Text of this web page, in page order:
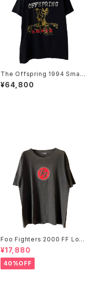
The Offspring 1994 Smas
h Band Tee
¥64,800
Foo Fighters 2000 FF Log
o Band Tee
¥17,880
40%OFF